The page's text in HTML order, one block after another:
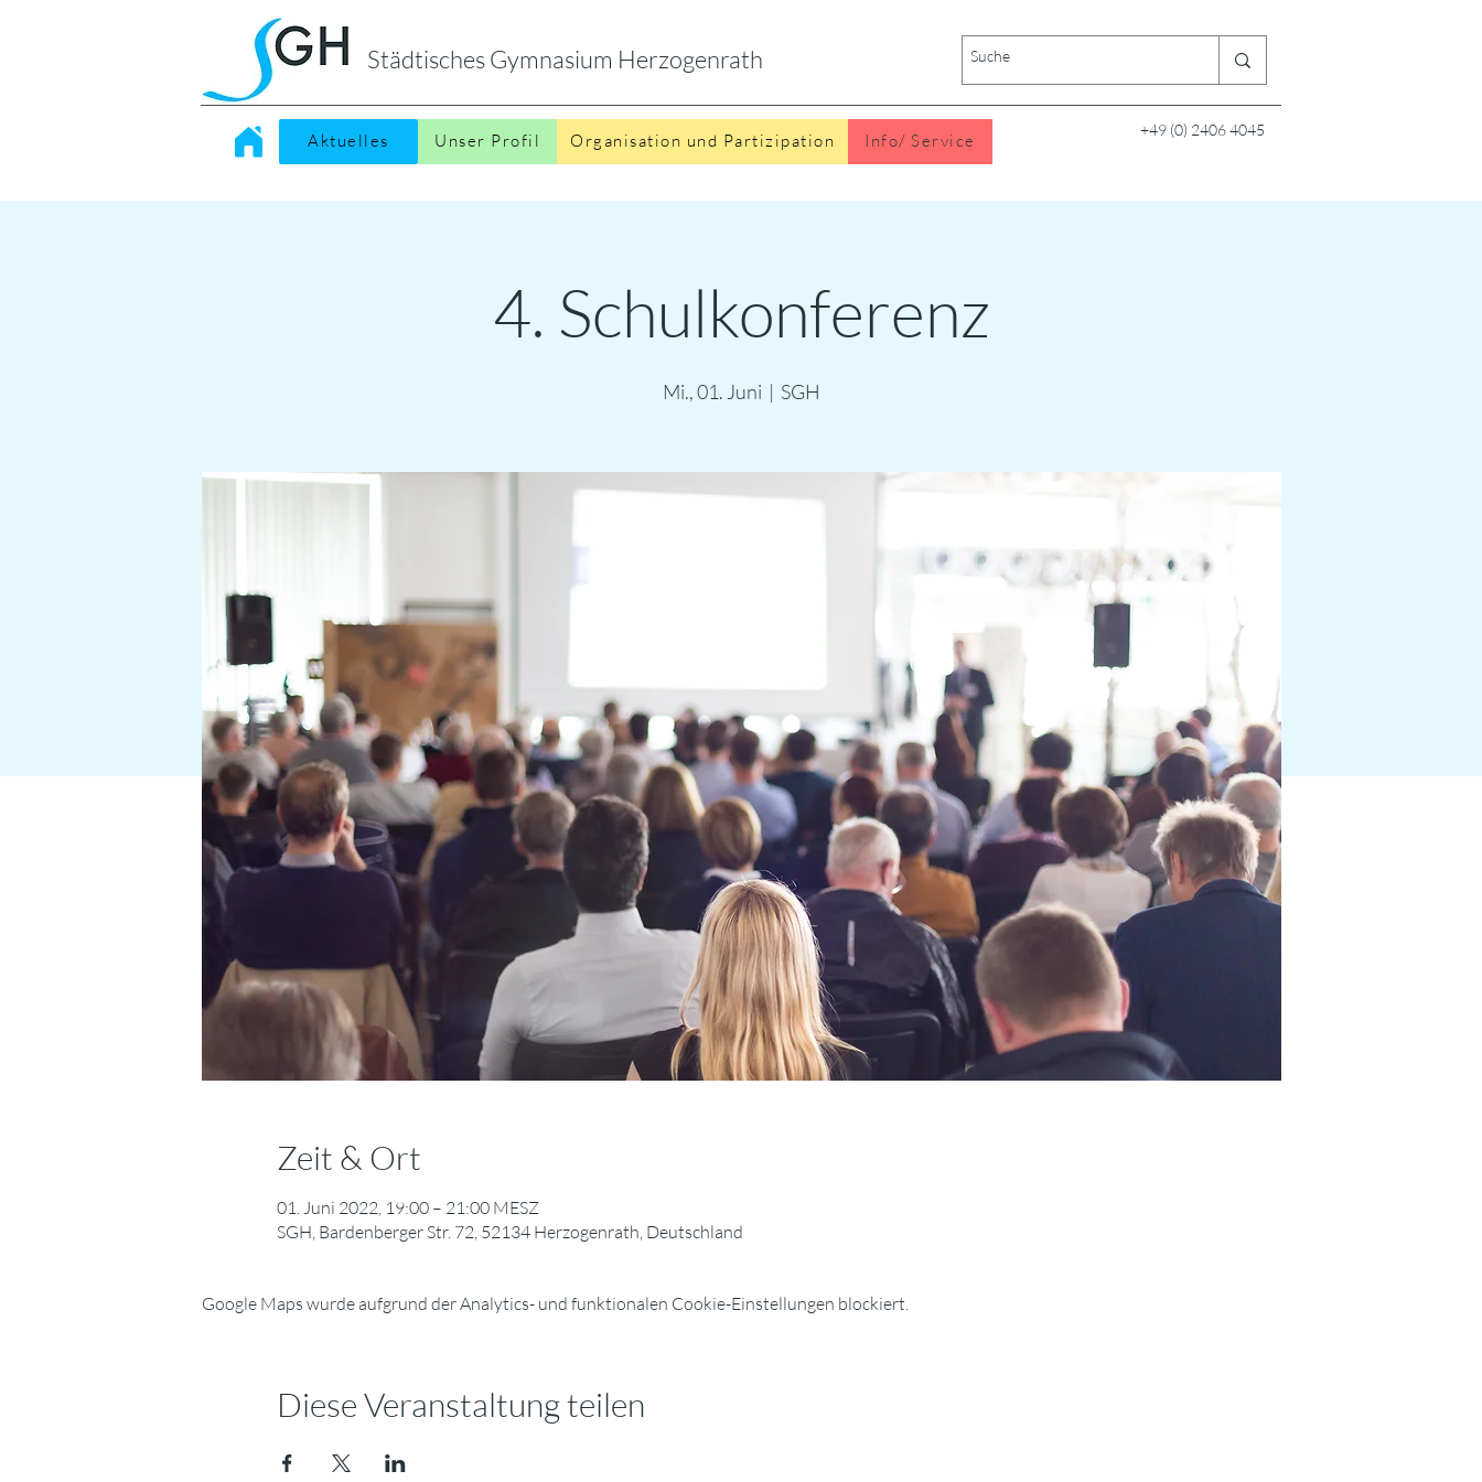
Städtisches Gymnasium Herzogenrath
Aktuelles Unser Profil Organisation und Partizipation Info/ Service
+49 (0) 2406 4045
4. Schulkonferenz
Mi., 01. Juni
  |
SGH
Zeit & Ort
01. Juni 2022, 19:00 – 21:00 MESZ
SGH, Bardenberger Str. 72, 52134 Herzogenrath, Deutschland
Google Maps wurde aufgrund der Analytics- und funktionalen Cookie-Einstellungen blockiert.
Diese Veranstaltung teilen